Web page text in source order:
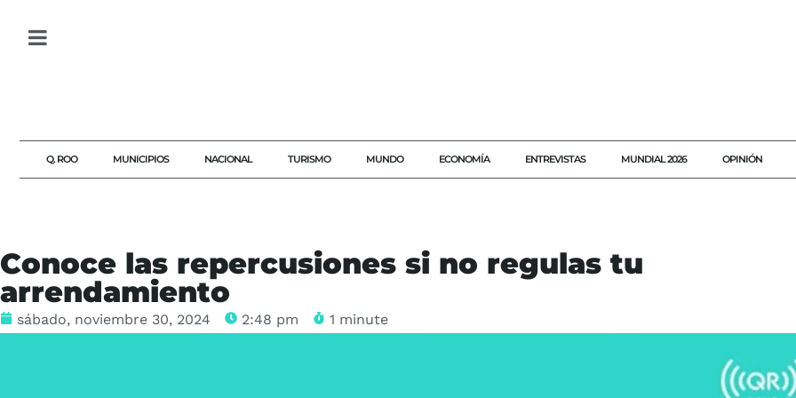
Q. ROO MUNICIPIOS NACIONAL TURISMO MUNDO ECONOMÍA ENTREVISTAS MUNDIAL 2026 OPINIÓN
Conoce las repercusiones si no regulas tu
arrendamiento
sábado, noviembre 30, 2024 2:48 pm 1 minute